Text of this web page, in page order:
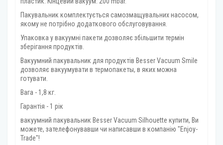
Пакувальник комплектується самозмащувальних насосом,
якому не потрібно додаткового обслуговування.
Упаковка у вакуумні пакети дозволяє збільшити термін
зберігання продуктів.
Вакуумний пакувальник для продуктів Besser Vacuum Smile
дозволяє вакуумувати в термопакеты, в яких можна
готувати.
Вага - 1,8 кг.
Гарантія - 1 рік
вакуумний пакувальник Besser Vacuum Silhouette купити, Ви
можете, зателефонувавши чи написавши в компанію "Enjoy-
Trade"!